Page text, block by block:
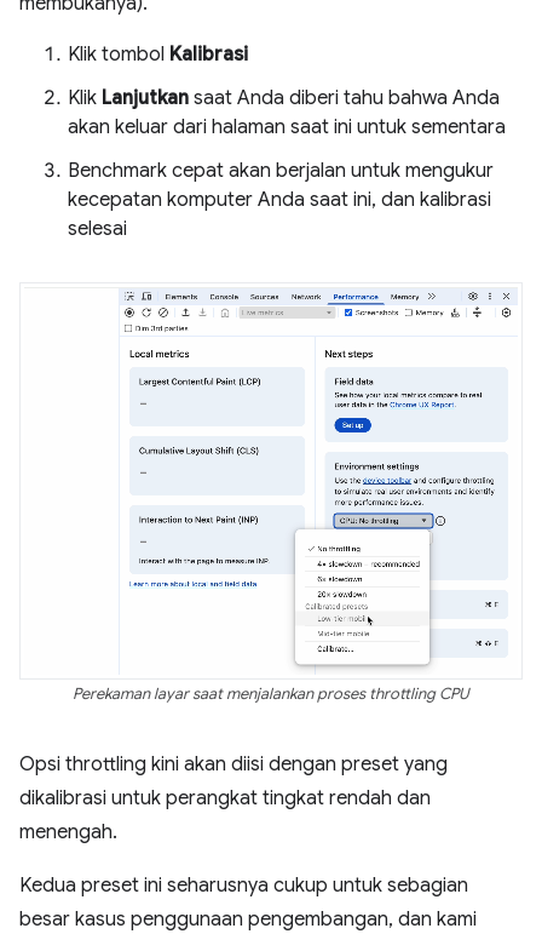
Klik tombol Kalibrasi
Klik Lanjutkan saat Anda diberi tahu bahwa Anda
akan keluar dari halaman saat ini untuk sementara
Benchmark cepat akan berjalan untuk mengukur
kecepatan komputer Anda saat ini, dan kalibrasi
selesai
Perekaman layar saat menjalankan proses throttling CPU
Opsi throttling kini akan diisi dengan preset yang
dikalibrasi untuk perangkat tingkat rendah dan
menengah.
Kedua preset ini seharusnya cukup untuk sebagian
besar kasus penggunaan pengembangan, dan kami